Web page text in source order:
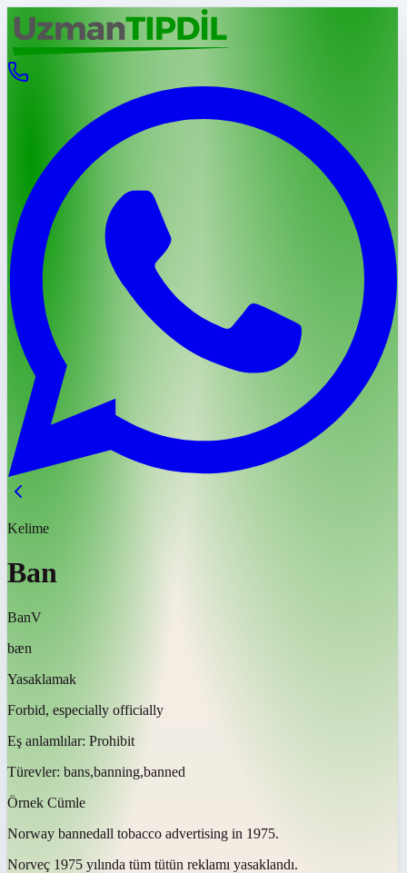
Kelime
Ban
BanV
bæn
Yasaklamak
Forbid, especially officially
Eş anlamlılar: Prohibit
Türevler: bans,banning,banned
Örnek Cümle
Norway bannedall tobacco advertising in 1975.
Norveç 1975 yılında tüm tütün reklamı yasaklandı.